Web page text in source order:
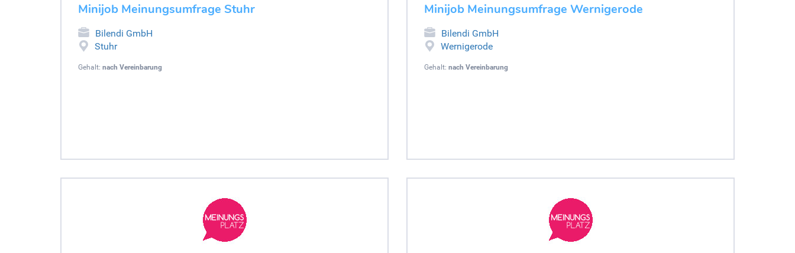
Minijob Meinungsumfrage Stuhr
Bilendi GmbH
Stuhr
Gehalt: nach Vereinbarung
Minijob Meinungsumfrage Wernigerode
Bilendi GmbH
Wernigerode
Gehalt: nach Vereinbarung